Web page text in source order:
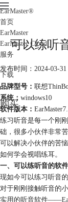
EarMaster®
首页
EarMaster
EarMaster Cloud
服务
下载
购买
可以练听
发布时间：2024-03-31
品牌型号： 联想
系统： windows10
软件版本：
练习听音是每一个刚
础，很多小伙伴非常
可以解决小伙伴的苦
如何学会视唱练耳。
一、可以练听音的软件
现如今可以练习听音
对于刚刚接触听音的
实用的听音软件